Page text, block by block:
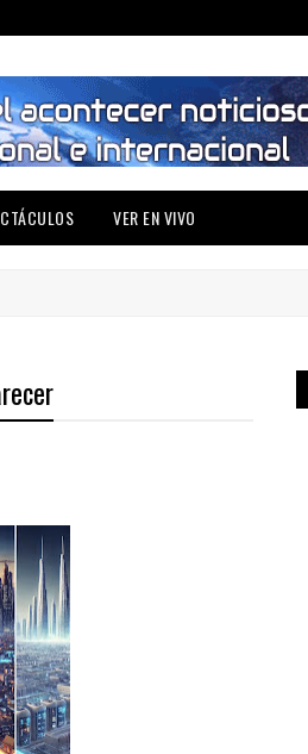
VER EN VIVO